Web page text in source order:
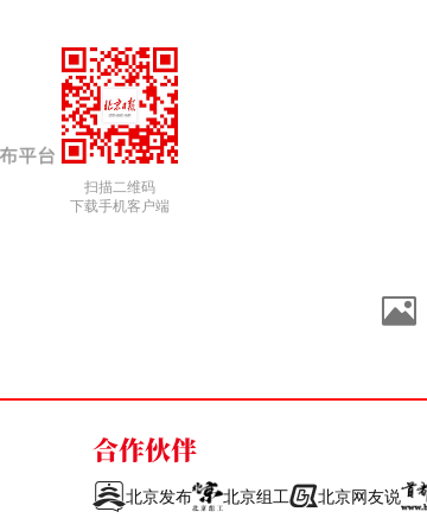
扫描二维码
下载手机客户端
合作伙伴
北京发布 北京组工 北京网友说